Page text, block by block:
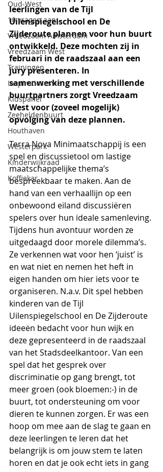
Oud-West
10 vragen aan...
Vreedzaam Amsterdam
Vreedzaam West
Trainingen
Inspiratiesessie
Kidspanel
Zeeheldenbuurt
Houthaven
Westerpark
Kinderwijkraad
Koffiekar
leerlingen van de Tijl
Uilenspiegelschool en De
Zijderoute plannen voor hun buurt
ontwikkeld. Deze mochten zij in
februari in de raadszaal aan een
jury presenteren. In
samenwerking met verschillende
buurtpartners zorgt Vreedzaam
West voor (zoveel mogelijk)
opvolging van deze plannen.
Terra Nova Minimaatschappij is een
spel en discussietool om lastige
maatschappelijke thema’s
bespreekbaar te maken. Aan de
hand van een verhaallijn op een
onbewoond eiland discussiëren
spelers over hun ideale samenleving.
Tijdens hun avontuur worden ze
uitgedaagd door morele dilemma’s.
Ze verkennen wat voor hen ‘juist’ is
en wat niet en nemen het heft in
eigen handen om hier iets voor te
organiseren. N.a.v. Dit spel hebben
kinderen van de Tijl
Uilenspiegelschool en De Zijderoute
ideeën bedacht voor hun wijk en
deze gepresenteerd in de raadszaal
van het Stadsdeelkantoor. Van een
spel dat het gesprek over
discriminatie op gang brengt, tot
meer groen (ook bloemen:-) in de
buurt, tot ondersteuning om voor
dieren te kunnen zorgen. Er was een
hoop om mee aan de slag te gaan en
deze leerlingen te leren dat het
belangrijk is om jouw stem te laten
horen en dat je ook echt iets in gang